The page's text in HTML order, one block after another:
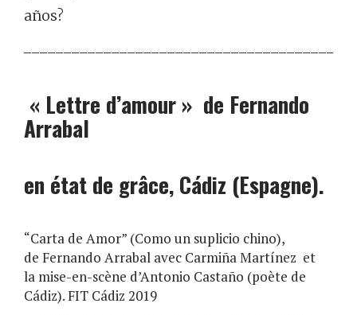
años?
« Lettre d’amour » de Fernando
Arrabal
en état de grâce, Cádiz (Espagne).
“Carta de Amor” (Como un suplicio chino),
de Fernando Arrabal avec Carmiña Martínez et
la mise-en-scène d’Antonio Castaño (poète de
Cádiz).FIT Cádiz 2019